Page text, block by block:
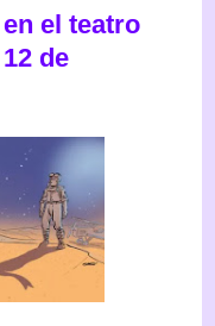
el teatro
de